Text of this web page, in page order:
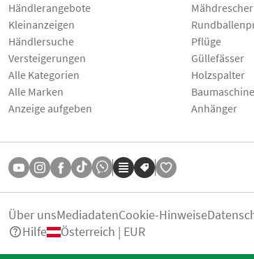
Händlerangebote
Kleinanzeigen
Händlersuche
Versteigerungen
Alle Kategorien
Alle Marken
Anzeige aufgeben
Mähdrescher
Pflüge
Güllefässer
Holzspalter
Anhänger
Über unsMediadatenCookie-Hinweise
Hilfe
Österreich | EUR